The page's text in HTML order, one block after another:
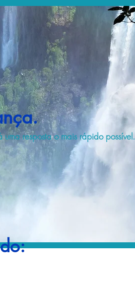
resposta o mais rápido possível.